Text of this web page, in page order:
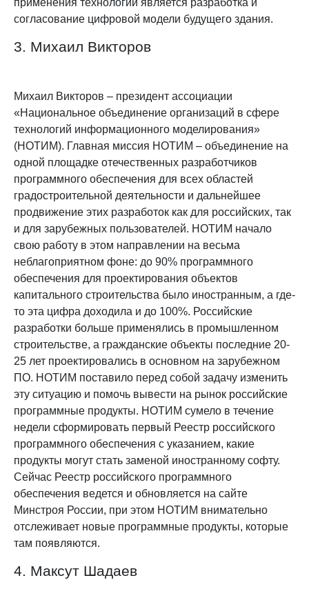
согласование цифровой модели будущего здания.
3. Михаил Викторов
Михаил Викторов – президент ассоциации
«Национальное объединение организаций в сфере
технологий информационного моделирования»
(НОТИМ). Главная миссия НОТИМ – объединение на
одной площадке отечественных разработчиков
программного обеспечения для всех областей
градостроительной деятельности и дальнейшее
продвижение этих разработок как для российских, так
и для зарубежных пользователей. НОТИМ начало
свою работу в этом направлении на весьма
неблагоприятном фоне: до 90% программного
обеспечения для проектирования объектов
капитального строительства было иностранным, а где-
то эта цифра доходила и до 100%. Российские
разработки больше применялись в промышленном
строительстве, а гражданские объекты последние 20-
25 лет проектировались в основном на зарубежном
ПО. НОТИМ поставило перед собой задачу изменить
эту ситуацию и помочь вывести на рынок российские
программные продукты. НОТИМ сумело в течение
недели сформировать первый Реестр российского
программного обеспечения с указанием, какие
продукты могут стать заменой иностранному софту.
Сейчас Реестр российского программного
обеспечения ведется и обновляется на сайте
Минстроя России, при этом НОТИМ внимательно
отслеживает новые программные продукты, которые
там появляются.
4. Максут Шадаев